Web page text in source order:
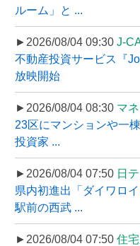
ルーム」と ...
►2026/08/04 09:30 J-
不動産投資サービス『
放映開始
►2026/08/04 08:30 マ
23区にマンションや一
投資家 ...
►2026/08/04 07:50 日
県内初進出「ダイワロ
駅前の西武 ...
►2026/08/04 07:50 住